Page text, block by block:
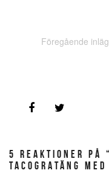
Föregående
5 REAKTIONER PÅ
TACOGRATÄNG